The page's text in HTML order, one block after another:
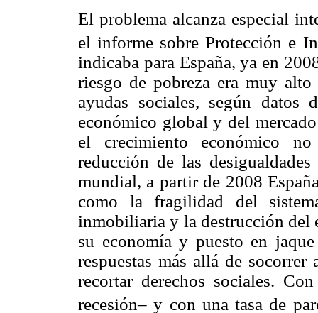
El problema alcanza especial
el informe sobre Protección e
indicaba para España, ya en
riesgo de pobreza era muy
ayudas sociales, según
económico global y del
el crecimiento económico no
reducción de las
mundial, a partir de 2008
como la fragilidad del
inmobiliaria y la destrucción del
su economía y puesto en
respuestas más allá de
recortar derechos sociales.
recesión– y con una tasa de